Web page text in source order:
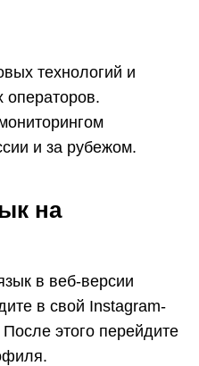
технологий и
операторов.
и за рубежом.
на
в веб-версии
в свой Instagram-
этого перейдите